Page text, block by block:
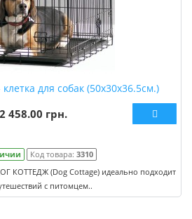
для собак (50x30x36.5см.)
2 458.00 грн.
Код товара: 3310
КОТТЕДЖ (Dog Cottage) идеально подходит
с питомцем..